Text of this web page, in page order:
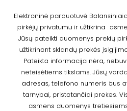
Elektroninė parduotuvė
pirkėjų privatumu ir užtikrina
Jūsų pateikti duomenys prekių
užtikrinant sklandų prekės
Pateikta informacija nėra,
neteisėtiems tikslams. Jūsų
adresas, telefono numeris bus
tarnybai, pristatančiai prekes.
asmens duomenys